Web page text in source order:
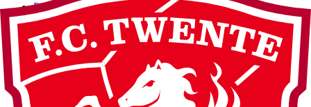
Partidos hoy
LaLiga hoy
Premier League hoy
Serie A hoy
Bundesliga hoy
Ligue 1 hoy
Champions League hoy
Fútbol en abierto